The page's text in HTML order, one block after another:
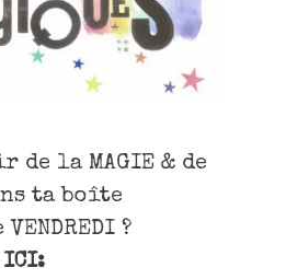
de la MAGIE & de
ta boîte
?